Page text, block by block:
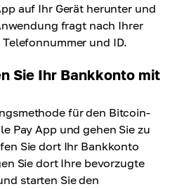
auf Ihr Gerät herunter und
fragt nach Ihrer
und ID.
Sie Ihr Bankkonto mit
für den Bitcoin-
Pay App und gehen Sie zu
Sie dort Ihr Bankkonto
Sie dort Ihre bevorzugte
starten Sie den